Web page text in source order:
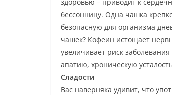
здоровью – приводит к
бессонницу. Одна чашка
безопасную для организма
чашек? Кофеин истощает
увеличивает риск
апатию, хроническую
Сладости
Вас наверняка удивит, что